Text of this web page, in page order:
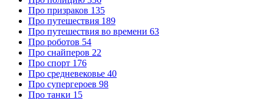
Про призраков 135
Про путешествия 189
Про путешествия во времени 63
Про роботов 54
Про снайперов 22
Про спорт 176
Про средневековье 40
Про супергероев 98
Про танки 15